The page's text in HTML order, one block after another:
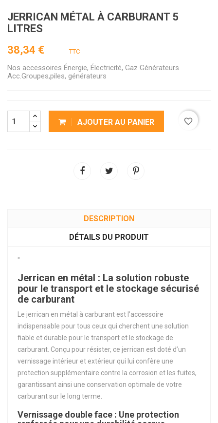
JERRICAN MÉTAL À CARBURANT 5
LITRES
38,34 €
TTC
Nos accessoires Énergie, Électricité, Gaz Générateurs
Acc.Groupes,piles, générateurs
AJOUTER AU PANIER favorite_border
DESCRIPTION
DÉTAILS DU PRODUIT
"
Jerrican en métal : La solution robuste
pour le transport et le stockage sécurisé
de carburant
Le jerrican en métal à carburant est l’accessoire
indispensable pour tous ceux qui cherchent une solution
fiable et durable pour le transport et le stockage de
carburant. Conçu pour résister, ce jerrican est doté d’un
vernissage intérieur et extérieur qui lui confère une
protection supplémentaire contre la corrosion et les fuites,
garantissant ainsi une conservation optimale de votre
carburant sur le long terme.
Vernissage double face : Une protection